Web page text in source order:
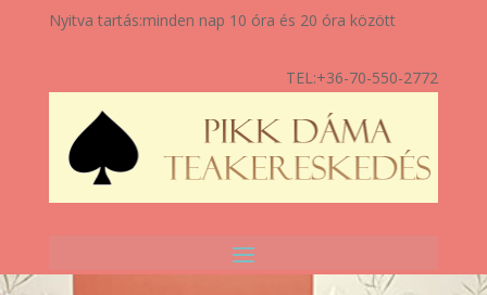
Nyitva tartás:minden nap 10 óra és 20 óra között
TEL:+36-70-550-2772